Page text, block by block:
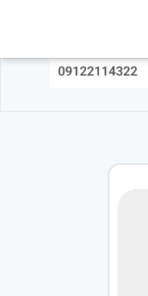
09122114322